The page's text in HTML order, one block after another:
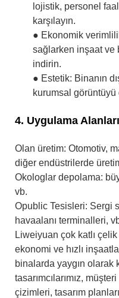
lojistik, personel
karşılayın.
● Ekonomik
sağlarken inşaat ve
indirin.
● Estetik: Binanın
kurumsal görüntüyü
4. Uygulama
Olan üretim: Otomotiv,
diğer endüstrilerde
Okologlar depolama:
vb.
Opublic Tesisleri: Sergi
havaalanı terminalleri,
Liweiyuan çok katlı
ekonomi ve hızlı
binalarda yaygın olarak
tasarımcılarımız,
çizimleri, tasarım